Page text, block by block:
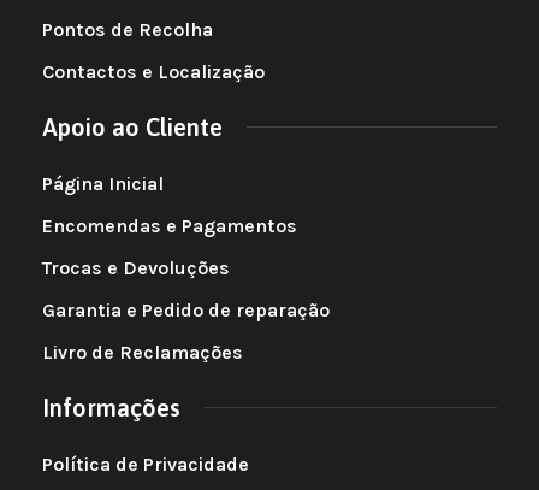
Pontos de Recolha
Contactos e Localização
Apoio ao Cliente
Página Inicial
Encomendas e Pagamentos
Trocas e Devoluções
Garantia e Pedido de reparação
Livro de Reclamações
Informações
Política de Privacidade